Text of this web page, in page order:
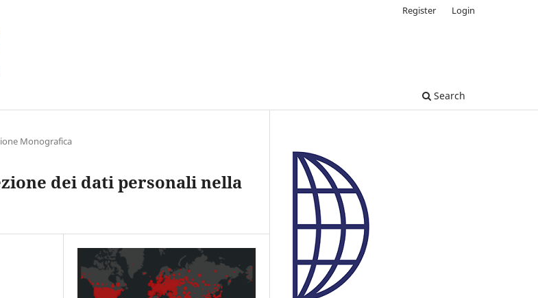
Search
Register Login
Monografica
dei dati personali nella